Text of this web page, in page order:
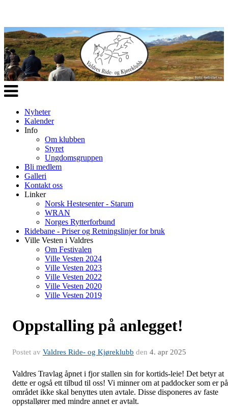
Veksle
navigasjon
Nyheter
Kalender
Info
Om klubben
Styret
Ungdomsgruppen
Bli medlem
Galleri
Kontakt oss
Linker
Norsk Hestesenter - Starum
WRAN
Norges Rytterforbund
Ridebane - Priser og Retningslinjer for bruk
Ville Vesten i Valdres
Om Festivalen
Ville Vesten 2024
Ville Vesten 2023
Ville Vesten 2022
Ville Vesten 2020
Ville Vesten 2019
Oppstalling på anlegget!
Postet av Valdres Ride- og Kjøreklubb den 4. apr 2025
Valdres Travlag åpnet i fjor stallen sin for kortids-leie! Det betyr at
dette er også ett tilbud til oss! Vi minner om at paddocker som er på
området ikke skal benyttes uten avtale. Disse disponeres av faste
oppstallører med mindre annet er avtalt.